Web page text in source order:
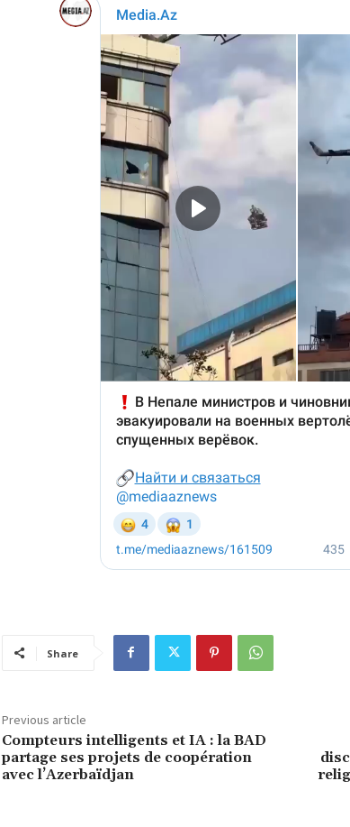
Share
Previous article
Compteurs intelligents et IA : la BAD
partage ses projets de coopération
avec l’Azerbaïdjan